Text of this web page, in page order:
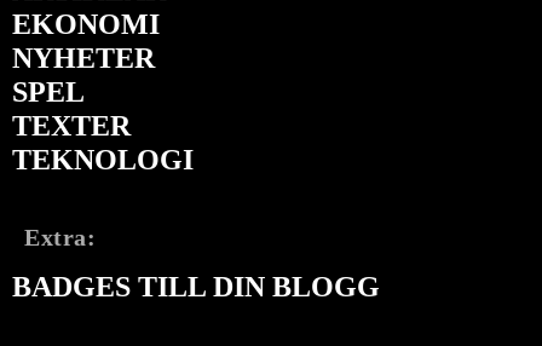
EKONOMI
NYHETER
SPEL
TEXTER
TEKNOLOGI
Extra:
BADGES TILL DIN BLOGG